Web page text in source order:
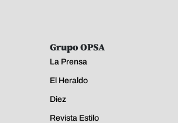
Grupo OPSA
La Prensa
El Heraldo
Diez
Revista Estilo